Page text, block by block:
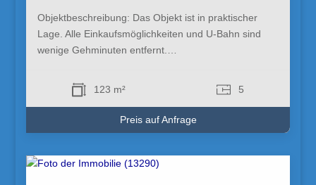
Objektbeschreibung: Das Objekt ist in praktischer
Lage. Alle Einkaufsmöglichkeiten und U-Bahn sind
wenige Gehminuten entfernt.…
123 m² 5
Preis auf Anfrage